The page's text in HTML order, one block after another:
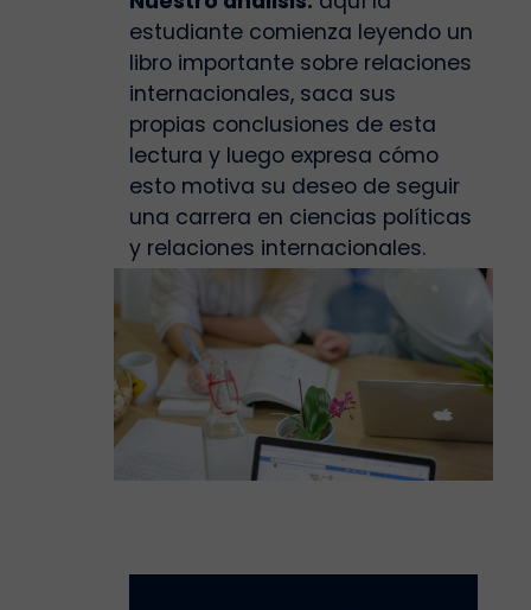
estudiante comienza leyendo un
libro importante sobre relaciones
internacionales, saca sus
propias conclusiones de esta
lectura y luego expresa cómo
esto motiva su deseo de seguir
una carrera en ciencias políticas
y relaciones internacionales.